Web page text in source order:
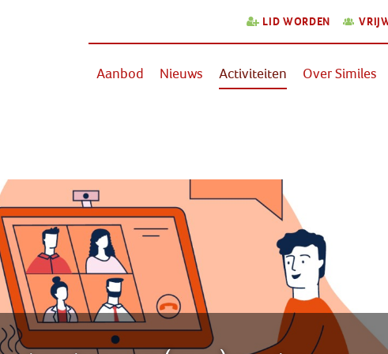
LID WORDEN
Aanbod Nieuws Activiteiten Over Similes